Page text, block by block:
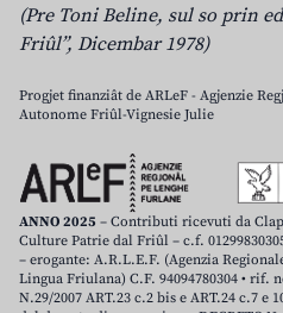
(Pre Toni Beline, sul so prin
Friûl”, Dicembar 1978)
Progjet finanziât de ARLeF - Agjenzie
Autonome Friûl-Vignesie Julie
ANNO 2025 – Contributi ricevuti da
Culture Patrie dal Friûl – c.f.
– erogante: A.R.L.E.F. (Agenzia
Lingua Friulana) C.F. 94094780304 • rif.
N.29/2007 ART.23 c.2 bis e ART.24 c.7 e